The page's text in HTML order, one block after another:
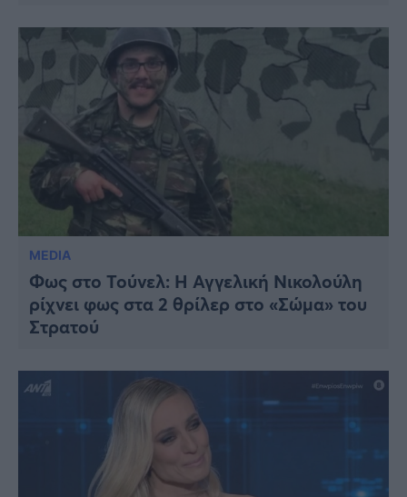
MEDIA
Φως στο Τούνελ: Η Αγγελική Νικολούλη
ρίχνει φως στα 2 θρίλερ στο «Σώμα» του
Στρατού